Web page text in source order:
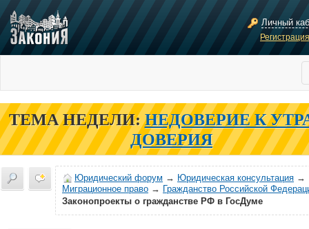
Личный
ТЕМА НЕДЕЛИ: НЕДОВЕРИЕ К
ДОВЕРИЯ
Юридический форум → Юридическая консультация →
Миграционное право → Гражданство Российской
Законопроекты о гражданстве РФ в ГосДуме